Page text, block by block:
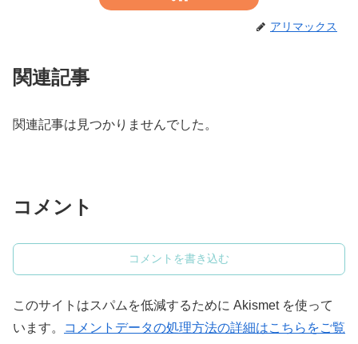
アリマックス
関連記事
関連記事は見つかりませんでした。
コメント
コメントを書き込む
このサイトはスパムを低減するために Akismet を使って
います。
コメントデータの処理方法の詳細はこちらをご覧